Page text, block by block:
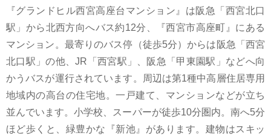
『グランドヒル西宮高座台マンション』は阪急「西宮北口
駅」から北西方向へバス約12分、『西宮市高座町』にある
マンション。最寄りのバス停（徒歩5分）からは阪急「西宮
北口駅」の他、JR「西宮駅」、阪急「甲東園駅」などへ向
かうバスが運行されています。周辺は第1種中高層住居専用
地域内の高台の住宅地。一戸建て、マンションなどが立ち
並んでいます。小学校、スーパーが徒歩10分圏内。南へ5分
ほど歩くと、緑豊かな『新池』があります。建物はスキッ